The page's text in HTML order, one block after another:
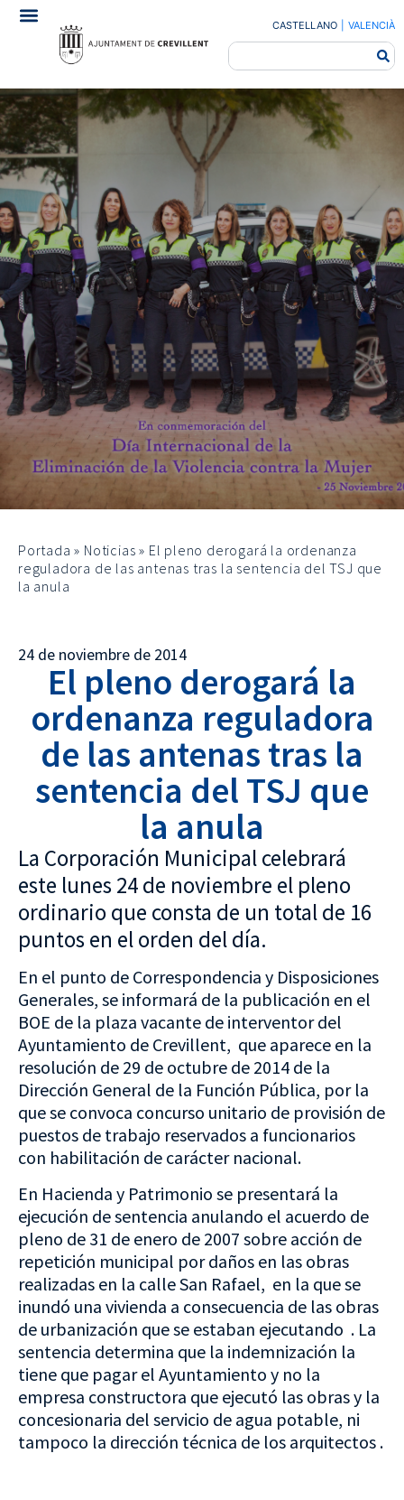
CASTELLANO VALENCIÀ
Portada » Noticias » El pleno derogará la ordenanza
reguladora de las antenas tras la sentencia del TSJ que
la anula
24 de noviembre de 2014
El pleno derogará la
ordenanza reguladora
de las antenas tras la
sentencia del TSJ que
la anula
La Corporación Municipal celebrará
este lunes 24 de noviembre el pleno
ordinario que consta de un total de 16
puntos en el orden del día.
En el punto de Correspondencia y Disposiciones
Generales, se informará de la publicación en el
BOE de la plaza vacante de interventor del
Ayuntamiento de Crevillent, que aparece en la
resolución de 29 de octubre de 2014 de la
Dirección General de la Función Pública, por la
que se convoca concurso unitario de provisión de
puestos de trabajo reservados a funcionarios
con habilitación de carácter nacional.
En Hacienda y Patrimonio se presentará la
ejecución de sentencia anulando el acuerdo de
pleno de 31 de enero de 2007 sobre acción de
repetición municipal por daños en las obras
realizadas en la calle San Rafael, en la que se
inundó una vivienda a consecuencia de las obras
de urbanización que se estaban ejecutando . La
sentencia determina que la indemnización la
tiene que pagar el Ayuntamiento y no la
empresa constructora que ejecutó las obras y la
concesionaria del servicio de agua potable, ni
tampoco la dirección técnica de los arquitectos .